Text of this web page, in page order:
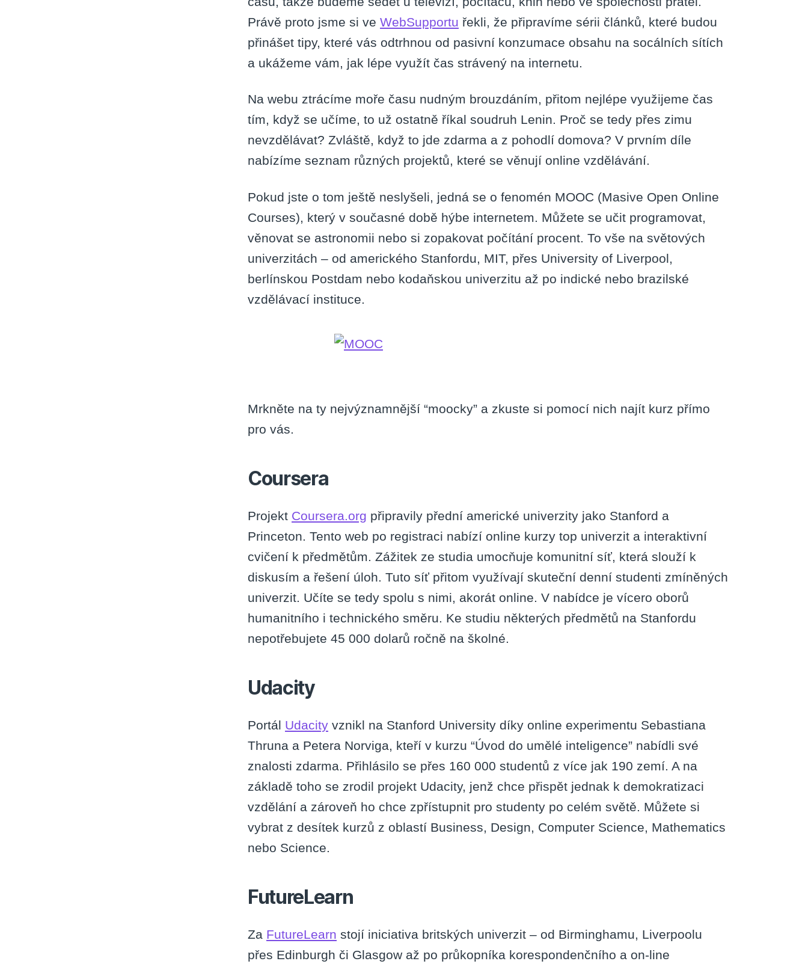
Právě proto jsme si ve WebSupportu řekli, že připravíme sérii článků, které budou
přinášet tipy, které vás odtrhnou od pasivní konzumace obsahu na socálních sítích
a ukážeme vám, jak lépe využít čas strávený na internetu.
Na webu ztrácíme moře času nudným brouzdáním, přitom nejlépe využijeme čas
tím, když se učíme, to už ostatně říkal soudruh Lenin. Proč se tedy přes zimu
nevzdělávat? Zvláště, když to jde zdarma a z pohodlí domova? V prvním díle
nabízíme seznam různých projektů, které se věnují online vzdělávání.
Pokud jste o tom ještě neslyšeli, jedná se o fenomén MOOC (Masive Open Online
Courses), který v současné době hýbe internetem. Můžete se učit programovat,
věnovat se astronomii nebo si zopakovat počítání procent. To vše na světových
univerzitách – od amerického Stanfordu, MIT, přes University of Liverpool,
berlínskou Postdam nebo kodaňskou univerzitu až po indické nebo brazilské
vzdělávací instituce.
Mrkněte na ty nejvýznamnější “moocky” a zkuste si pomocí nich najít kurz přímo
pro vás.
Coursera
Projekt Coursera.org připravily přední americké univerzity jako Stanford a
Princeton. Tento web po registraci nabízí online kurzy top univerzit a interaktivní
cvičení k předmětům. Zážitek ze studia umocňuje komunitní síť, která slouží k
diskusím a řešení úloh. Tuto síť přitom využívají skuteční denní studenti zmíněných
univerzit. Učíte se tedy spolu s nimi, akorát online. V nabídce je vícero oborů
humanitního i technického směru. Ke studiu některých předmětů na Stanfordu
nepotřebujete 45 000 dolarů ročně na školné.
Udacity
Portál Udacity vznikl na Stanford University díky online experimentu Sebastiana
Thruna a Petera Norviga, kteří v kurzu “Úvod do umělé inteligence” nabídli své
znalosti zdarma. Přihlásilo se přes 160 000 studentů z více jak 190 zemí. A na
základě toho se zrodil projekt Udacity, jenž chce přispět jednak k demokratizaci
vzdělání a zároveň ho chce zpřístupnit pro studenty po celém světě. Můžete si
vybrat z desítek kurzů z oblastí Business, Design, Computer Science, Mathematics
nebo Science.
FutureLearn
Za FutureLearn stojí iniciativa britských univerzit – od Birminghamu, Liverpoolu
přes Edinburgh či Glasgow až po průkopníka korespondenčního a on-line